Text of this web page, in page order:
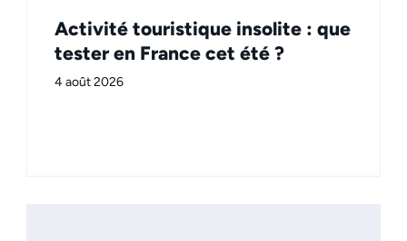
Activité touristique insolite : que
tester en France cet été ?
4 août 2026